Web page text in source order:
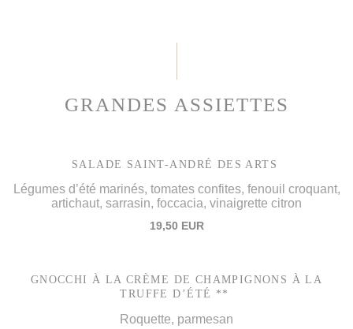
GRANDES ASSIETTES
SALADE SAINT-ANDRÉ DES ARTS
Légumes d’été marinés, tomates confites, fenouil croquant,
artichaut, sarrasin, foccacia, vinaigrette citron
19,50 EUR
GNOCCHI À LA CRÈME DE CHAMPIGNONS À LA
TRUFFE D’ÉTÉ **
Roquette, parmesan